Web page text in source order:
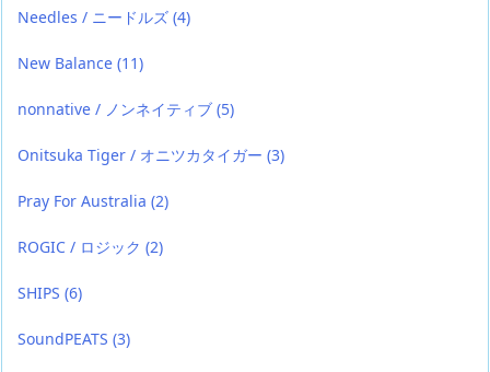
Needles / ニードルズ (4)
New Balance (11)
nonnative / ノンネイティブ (5)
Onitsuka Tiger / オニツカタイガー (3)
Pray For Australia (2)
ROGIC / ロジック (2)
SHIPS (6)
SoundPEATS (3)